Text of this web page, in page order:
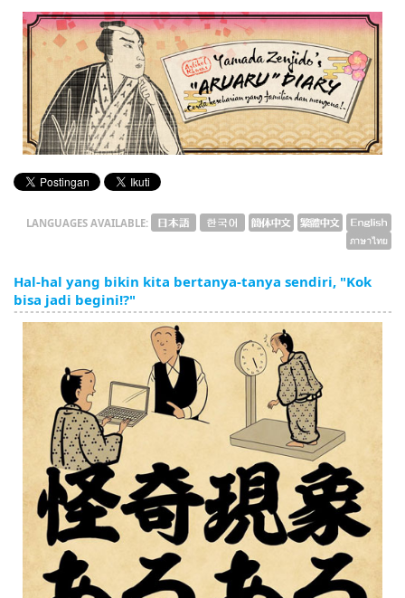
English
ภาษาไทย
tiéng Viêt
Bahasa Indonesia
LANGUAGES AVAILABLE:
Hal-hal yang bikin kita bertanya-tanya sendiri, "Kok
bisa jadi begini!?"